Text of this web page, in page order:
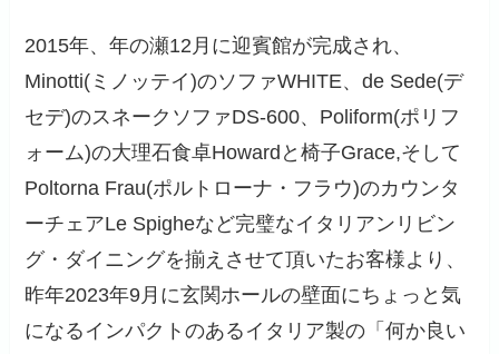
2015年、年の瀬12月に迎賓館が完成され、
Minotti(ミノッテイ)のソファWHITE、de Sede(デ
セデ)のスネークソファDS-600、Poliform(ポリフ
ォーム)の大理石食卓Howardと椅子Grace,そして
Poltorna Frau(ポルトローナ・フラウ)のカウンタ
ーチェアLe Spigheなど完璧なイタリアンリビン
グ・ダイニングを揃えさせて頂いたお客様より、
昨年2023年9月に玄関ホールの壁面にちょっと気
になるインパクトのあるイタリア製の「何か良い